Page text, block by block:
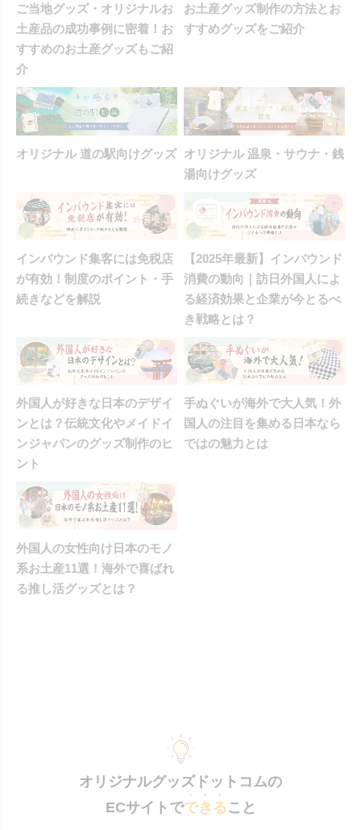
ご当地グッズ・オリジナルお
土産品の成功事例に密着！お
すすめのお土産グッズもご紹
介
お土産グッズ制作の方法とお
すすめグッズをご紹介
オリジナル 道の駅向けグッズ オリジナル 温泉・サウナ・銭
湯向けグッズ
インバウンド集客には免税店
が有効！制度のポイント・手
続きなどを解説
【2025年最新】インバウンド
消費の動向｜訪日外国人によ
る経済効果と企業が今とるべ
き戦略とは？
外国人が好きな日本のデザイ
ンとは？伝統文化やメイドイ
ンジャパンのグッズ制作のヒ
ント
手ぬぐいが海外で大人気！外
国人の注目を集める日本なら
ではの魅力とは
外国人の女性向け日本のモノ
系お土産11選！海外で喜ばれ
る推し活グッズとは？
オリジナルグッズドットコムの
ECサイトでできること